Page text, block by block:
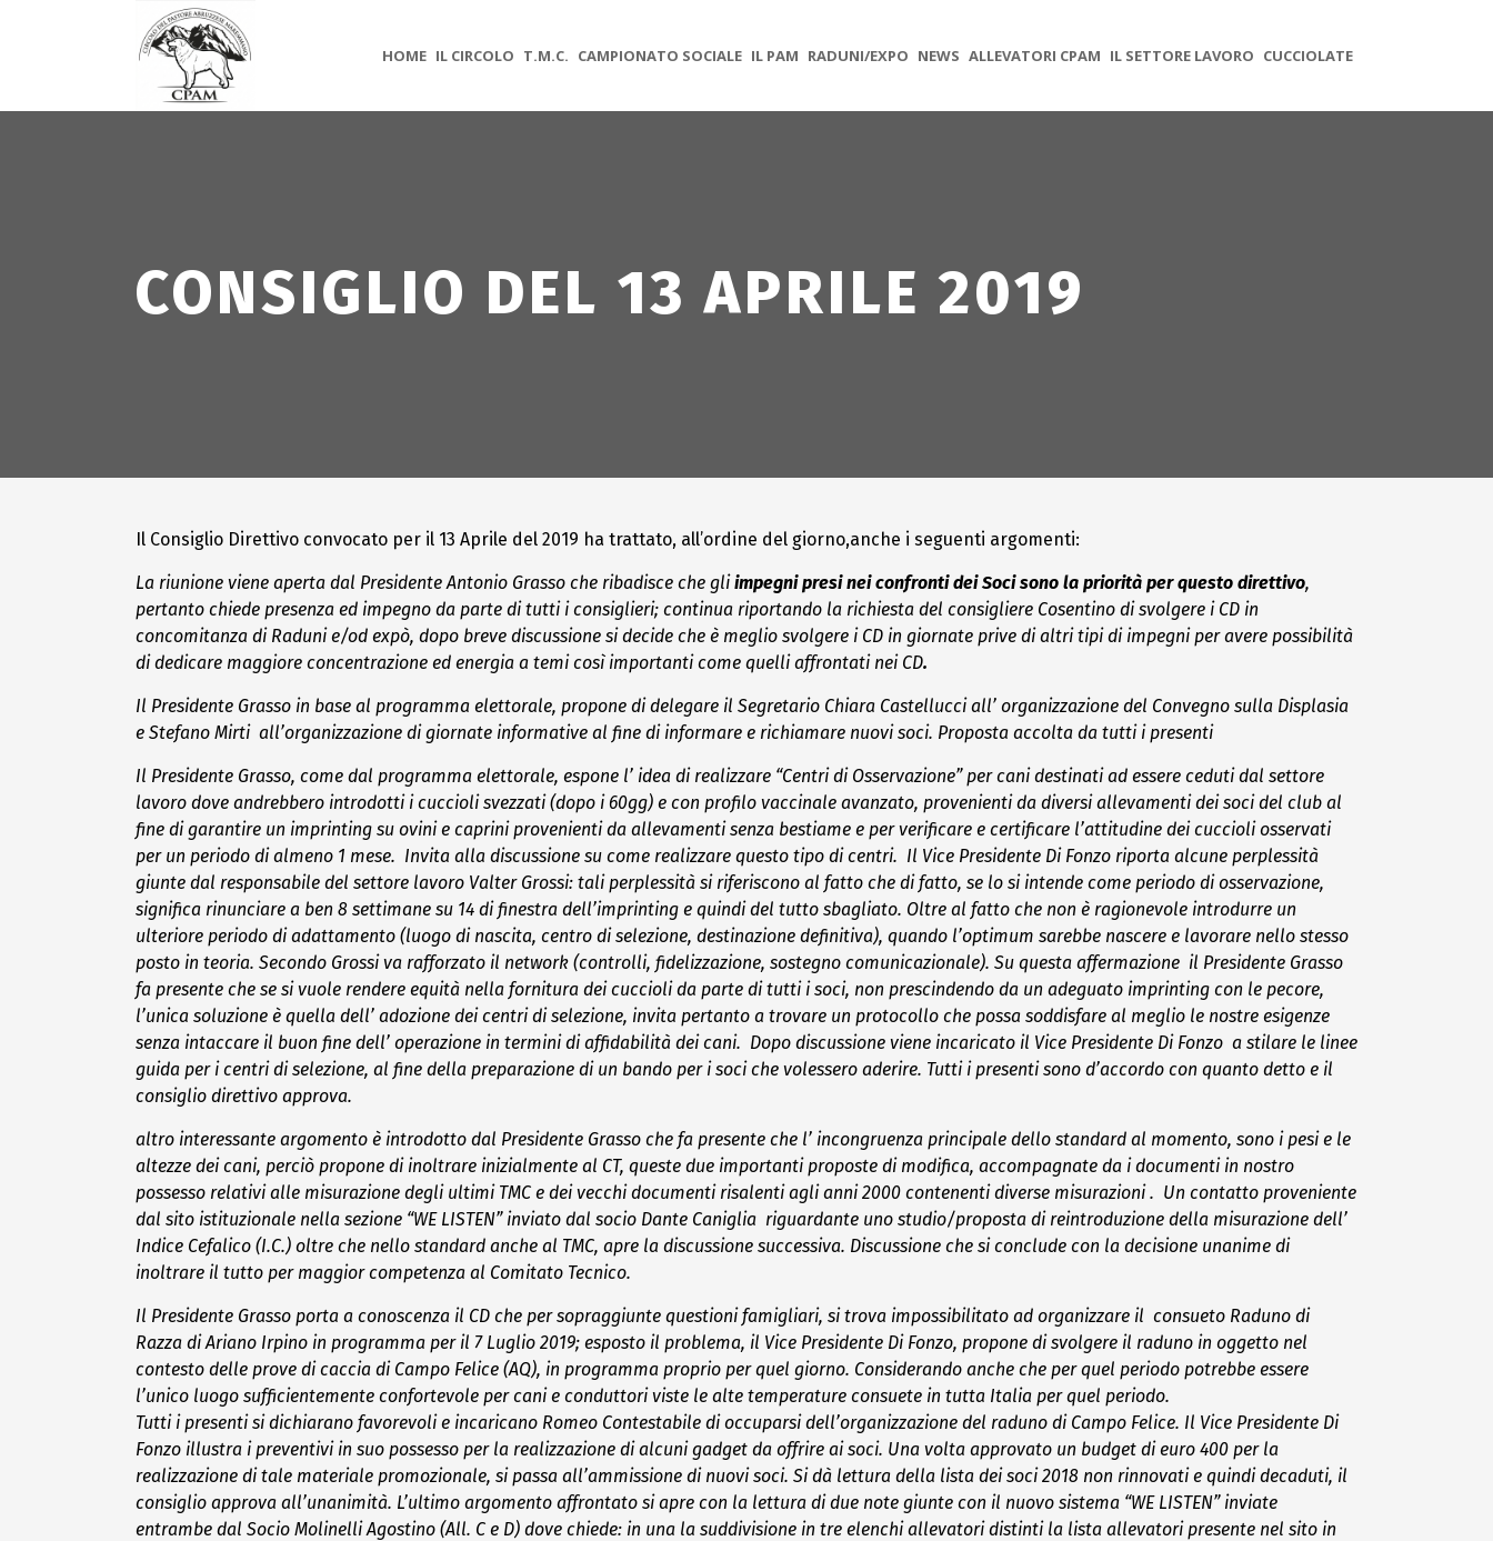
HOME IL CIRCOLO T.M.C. CAMPIONATO SOCIALE IL PAM RADUNI/EXPO NEWS ALLEVATORI CPAM IL SETTORE LAVORO CUCCIOLATE
CONSIGLIO DEL 13 APRILE 2019
Il Consiglio Direttivo convocato per il 13 Aprile del 2019 ha trattato, all’ordine del giorno,anche i seguenti argomenti:
La riunione viene aperta dal Presidente Antonio Grasso che ribadisce che gliimpegni presi nei confronti dei Soci sono la priorità per questo direttivo,
pertanto chiede presenza ed impegno da parte di tutti i consiglieri; continua riportando la richiesta del consigliere Cosentino di svolgere i CD in
concomitanza di Raduni e/od expò, dopo breve discussione si decide che è meglio svolgere i CD in giornate prive di altri tipi di impegni per avere possibilità
di dedicare maggiore concentrazione ed energia a temi così importanti come quelli affrontati nei CD.
Il Presidente Grasso in base al programma elettorale, propone di delegare il Segretario Chiara Castellucci all’ organizzazione del Convegno sulla Displasia
e Stefano Mirti all’organizzazione di giornate informative al fine di informare e richiamare nuovi soci. Proposta accolta da tutti i presenti
Il Presidente Grasso, come dal programma elettorale, espone l’ idea di realizzare “Centri di Osservazione” per cani destinati ad essere ceduti dal settore
lavoro dove andrebbero introdotti i cuccioli svezzati (dopo i 60gg) e con profilo vaccinale avanzato, provenienti da diversi allevamenti dei soci del club al
fine di garantire un imprinting su ovini e caprini provenienti da allevamenti senza bestiame e per verificare e certificare l’attitudine dei cuccioli osservati
per un periodo di almeno 1 mese. Invita alla discussione su come realizzare questo tipo di centri. Il Vice Presidente Di Fonzo riporta alcune perplessità
giunte dal responsabile del settore lavoro Valter Grossi: tali perplessità si riferiscono al fatto che di fatto, se lo si intende come periodo di osservazione,
significa rinunciare a ben 8 settimane su 14 di finestra dell’imprinting e quindi del tutto sbagliato. Oltre al fatto che non è ragionevole introdurre un
ulteriore periodo di adattamento (luogo di nascita, centro di selezione, destinazione definitiva), quando l’optimum sarebbe nascere e lavorare nello stesso
posto in teoria. Secondo Grossi va rafforzato il network (controlli, fidelizzazione, sostegno comunicazionale). Su questa affermazione il Presidente Grasso
fa presente che se si vuole rendere equità nella fornitura dei cuccioli da parte di tutti i soci, non prescindendo da un adeguato imprinting con le pecore,
l’unica soluzione è quella dell’ adozione dei centri di selezione, invita pertanto a trovare un protocollo che possa soddisfare al meglio le nostre esigenze
senza intaccare il buon fine dell’ operazione in termini di affidabilità dei cani. Dopo discussione viene incaricato il Vice Presidente Di Fonzo a stilare le linee
guida per i centri di selezione, al fine della preparazione di un bando per i soci che volessero aderire. Tutti i presenti sono d’accordo con quanto detto e il
consiglio direttivo approva.
altro interessante argomento è introdotto dal Presidente Grasso che fa presente che l’ incongruenza principale dello standard al momento, sono i pesi e le
altezze dei cani, perciò propone di inoltrare inizialmente al CT, queste due importanti proposte di modifica, accompagnate da i documenti in nostro
possesso relativi alle misurazione degli ultimi TMC e dei vecchi documenti risalenti agli anni 2000 contenenti diverse misurazioni . Un contatto proveniente
dal sito istituzionale nella sezione “WE LISTEN” inviato dal socio Dante Caniglia riguardante uno studio/proposta di reintroduzione della misurazione dell’
Indice Cefalico (I.C.) oltre che nello standard anche al TMC, apre la discussione successiva. Discussione che si conclude con la decisione unanime di
inoltrare il tutto per maggior competenza al Comitato Tecnico.
Il Presidente Grasso porta a conoscenza il CD che per sopraggiunte questioni famigliari, si trova impossibilitato ad organizzare il consueto Raduno di
Razza di Ariano Irpino in programma per il 7 Luglio 2019; esposto il problema, il Vice Presidente Di Fonzo, propone di svolgere il raduno in oggetto nel
contesto delle prove di caccia di Campo Felice (AQ), in programma proprio per quel giorno. Considerando anche che per quel periodo potrebbe essere
l’unico luogo sufficientemente confortevole per cani e conduttori viste le alte temperature consuete in tutta Italia per quel periodo.
Tutti i presenti si dichiarano favorevoli e incaricano Romeo Contestabile di occuparsi dell’organizzazione del raduno di Campo Felice. Il Vice Presidente Di
Fonzo illustra i preventivi in suo possesso per la realizzazione di alcuni gadget da offrire ai soci. Una volta approvato un budget di euro 400 per la
realizzazione di tale materiale promozionale, si passa all’ammissione di nuovi soci. Si dà lettura della lista dei soci 2018 non rinnovati e quindi decaduti, il
consiglio approva all’unanimità. L’ultimo argomento affrontato si apre con la lettura di due note giunte con il nuovo sistema “WE LISTEN” inviate
entrambe dal Socio Molinelli Agostino (All. C e D) dove chiede: in una la suddivisione in tre elenchi allevatori distinti la lista allevatori presente nel sito in